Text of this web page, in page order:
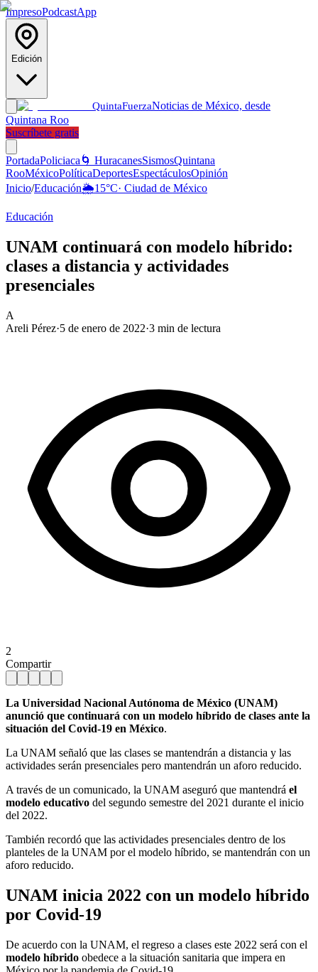
ImpresoPodcastApp
Edición
QuintaFuerzaNoticias de México, desde
Quintana Roo
Suscríbete gratis
PortadaPoliciaca 🌀 HuracanesSismosQuintana
RooMéxicoPolíticaDeportesEspectáculosOpinión
Inicio/Educación🌦️15°C· Ciudad de México
Educación
UNAM continuará con modelo híbrido:
clases a distancia y actividades
presenciales
A
Areli Pérez·5 de enero de 2022·3 min de lectura
2
Compartir
La Universidad Nacional Autónoma de México (UNAM)
anunció que continuará con un modelo híbrido de clases ante la
situación del Covid-19 en México.
La UNAM señaló que las clases se mantendrán a distancia y las
actividades serán presenciales pero mantendrán un aforo reducido.
A través de un comunicado, la UNAM aseguró que mantendrá el
modelo educativo del segundo semestre del 2021 durante el inicio
del 2022.
También recordó que las actividades presenciales dentro de los
planteles de la UNAM por el modelo híbrido, se mantendrán con un
aforo reducido.
UNAM inicia 2022 con un modelo híbrido
por Covid-19
De acuerdo con la UNAM, el regreso a clases este 2022 será con el
modelo híbrido obedece a la situación sanitaria que impera en